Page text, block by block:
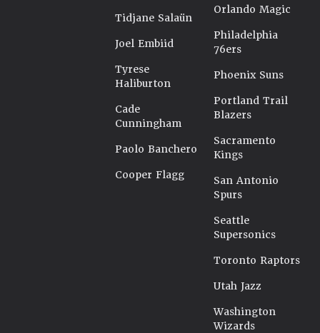
Tidjane Salaün
Joel Embiid
Tyrese
Haliburton
Cade
Cunningham
Paolo Banchero
Cooper Flagg
Orlando Magic
Philadelphia
76ers
Phoenix Suns
Portland Trail
Blazers
Sacramento
Kings
San Antonio
Spurs
Seattle
Supersonics
Toronto Raptors
Utah Jazz
Washington
Wizards